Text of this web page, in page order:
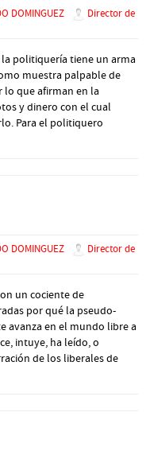
DOMINGUEZ
Director de
politiquería tiene un arma
muestra palpable de
lo que afirman en la
y dinero con el cual
Para el politiquero
DOMINGUEZ
Director de
un cociente de
por qué la pseudo-
avanza en el mundo libre a
intuye, ha leído, o
de los liberales de